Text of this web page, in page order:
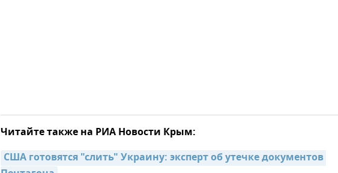
Читайте также на РИА Новости Крым:
США готовятся "слить" Украину: эксперт об утечке документов